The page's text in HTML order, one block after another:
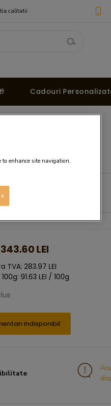
calitatii
Cadouri
343.60 LEI
TVA: 283.97 LEI
91.63 LEI / 100g
indisponibil
to enhance site navigation,